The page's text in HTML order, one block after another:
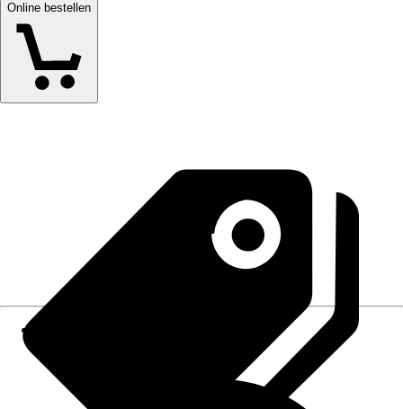
Online bestellen